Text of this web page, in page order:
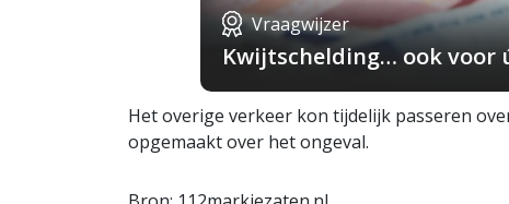
Vraagwijzer
Kwijtschelding… ook voor
Het overige verkeer kon tijdelijk passeren
opgemaakt over het ongeval.